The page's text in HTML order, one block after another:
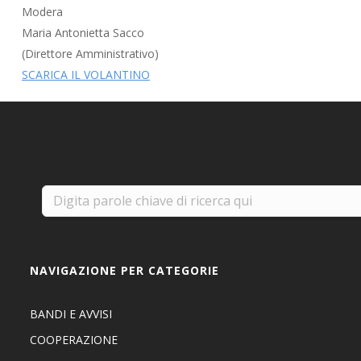
Modera
Maria Antonietta Sacco
(Direttore Amministrativo)
SCARICA IL VOLANTINO
NAVIGAZIONE PER CATEGORIE
BANDI E AVVISI
COOPERAZIONE